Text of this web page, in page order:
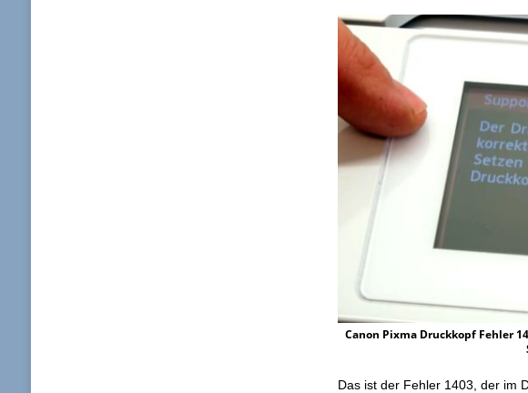
Canon Pixma Druckkopf Fehler
Das ist der Fehler 1403, der im